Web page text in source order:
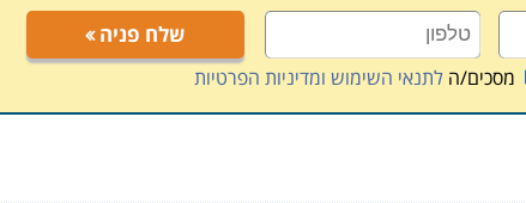
שלח פניה
מסכים/הלתנאי השימוש ומדיניות הפרטיות